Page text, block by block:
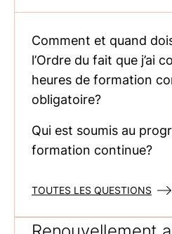
Comment et quand
l’Ordre du fait que j’ai
heures de formation
obligatoire?
Qui est soumis au
formation continue?
TOUTES LES QUESTIONS